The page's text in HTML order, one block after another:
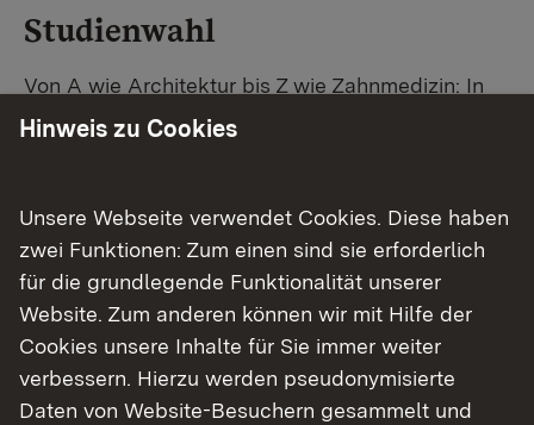
Studienwahl
Von A wie Architektur bis Z wie Zahnmedizin: In
Baden-Württemberg warten unzählige
Studiengangsuche schnell den passenden
Studienplatz. Außerdem gibt's eine Schritt-für-
Schritt-Anleitung zu deinem Traum-Studium.
Finde dein Studium in Baden-Württemberg
Hinweis zu Cookies
Unsere Webseite verwendet Cookies. Diese haben
zwei Funktionen: Zum einen sind sie erforderlich
für die grundlegende Funktionalität unserer
Website. Zum anderen können wir mit Hilfe der
Cookies unsere Inhalte für Sie immer weiter
verbessern. Hierzu werden pseudonymisierte
Daten von Website-Besuchern gesammelt und